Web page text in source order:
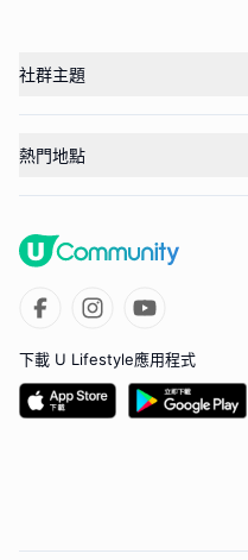
社群主題
熱門地點
下載 U Lifestyle應用程式